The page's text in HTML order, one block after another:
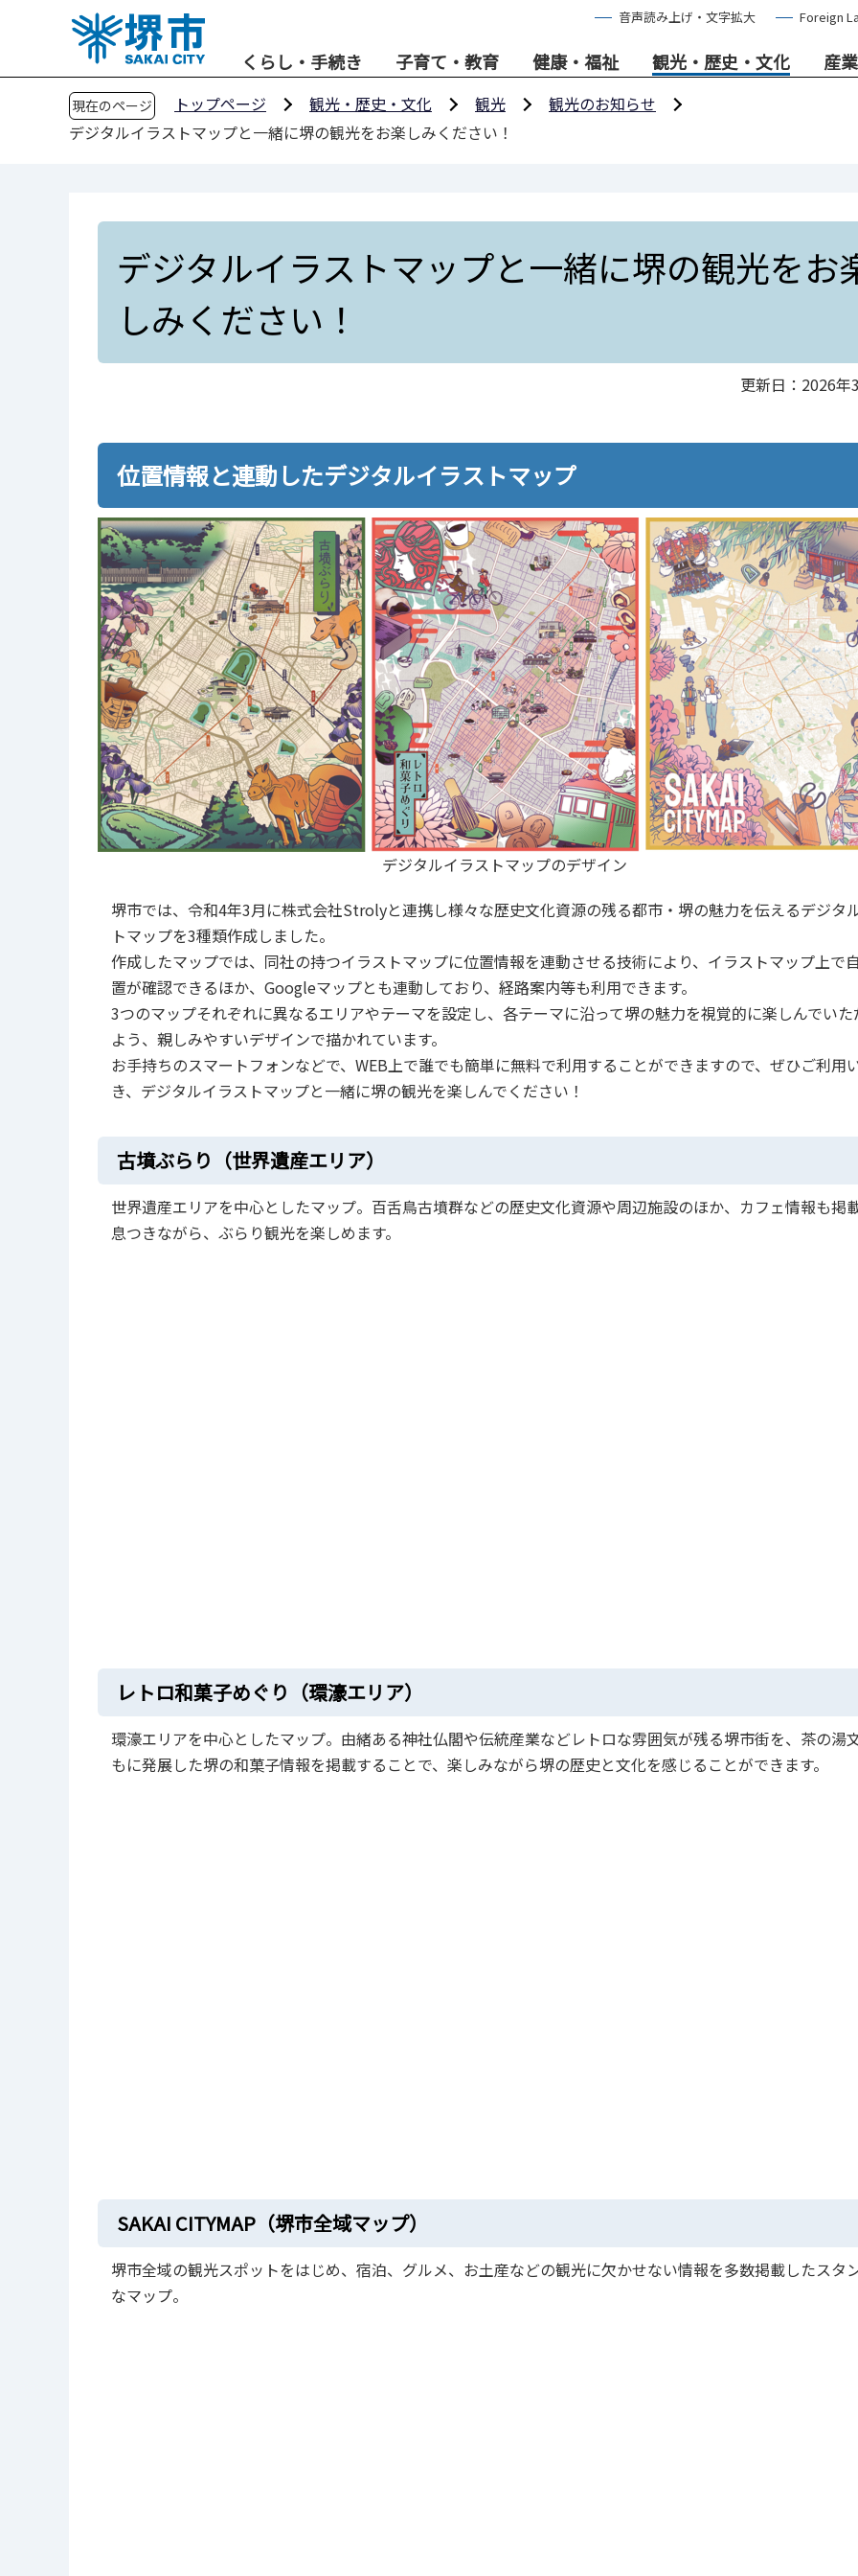
音声読み上げ・文字拡大 Foreign
くらし・手続き 子育て・教育 健康・福祉 観光・歴史・文化 産
現在のページ トップページ 観光・歴史・文化 観光
観光のお知らせ
デジタルイラストマップと一緒に堺の観光をお楽しみください！
デジタルイラストマップと一緒に堺の観光をお
しみください！
更新日：2026年
位置情報と連動したデジタルイラストマップ
デジタルイラストマップのデザイン
堺市では、令和4年3月に株式会社Strolyと連携し様々な歴史文化資源の残る都市・堺の魅力を伝えるデジタ
トマップを3種類作成しました。
作成したマップでは、同社の持つイラストマップに位置情報を連動させる技術により、イラストマップ上で
置が確認できるほか、Googleマップとも連動しており、経路案内等も利用できます。
3つのマップそれぞれに異なるエリアやテーマを設定し、各テーマに沿って堺の魅力を視覚的に楽しんでいた
よう、親しみやすいデザインで描かれています。
お手持ちのスマートフォンなどで、WEB上で誰でも簡単に無料で利用することができますので、ぜひご利用
き、デジタルイラストマップと一緒に堺の観光を楽しんでください！
古墳ぶらり（世界遺産エリア）
世界遺産エリアを中心としたマップ。百舌鳥古墳群などの歴史文化資源や周辺施設のほか、カフェ情報も掲
息つきながら、ぶらり観光を楽しめます。
レトロ和菓子めぐり（環濠エリア）
環濠エリアを中心としたマップ。由緒ある神社仏閣や伝統産業などレトロな雰囲気が残る堺市街を、茶の湯
もに発展した堺の和菓子情報を掲載することで、楽しみながら堺の歴史と文化を感じることができます。
SAKAI CITYMAP（堺市全域マップ）
堺市全域の観光スポットをはじめ、宿泊、グルメ、お土産などの観光に欠かせない情報を多数掲載したスタ
なマップ。